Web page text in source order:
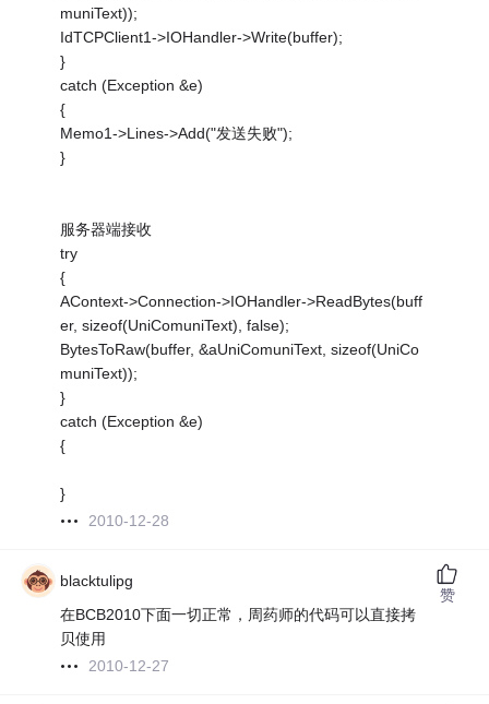
muniText));
IdTCPClient1->IOHandler->Write(buffer);
}
catch (Exception &e)
{
Memo1->Lines->Add("发送失败");
}
服务器端接收
try
{
AContext->Connection->IOHandler->ReadBytes(buff
er, sizeof(UniComuniText), false);
BytesToRaw(buffer, &aUniComuniText, sizeof(UniCo
muniText));
}
catch (Exception &e)
{
}
2010-12-28
blacktulipg
在BCB2010下面一切正常，周药师的代码可以直接拷
贝使用
2010-12-27
赞